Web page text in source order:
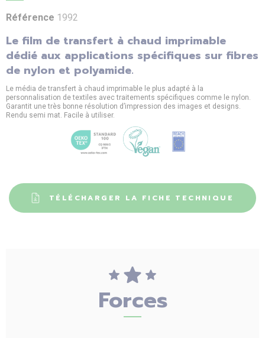
Référence 1992
Le film de transfert à chaud imprimable
dédié aux applications spécifiques sur fibres
de nylon et polyamide.
Le média de transfert à chaud imprimable le plus adapté à la
personnalisation de textiles avec traitements spécifiques comme le nylon.
Garantit une très bonne résolution d’impression des images et designs.
Rendu semi mat. Facile à utiliser.
TÉLÉCHARGER LA FICHE TECHNIQUE
Forces